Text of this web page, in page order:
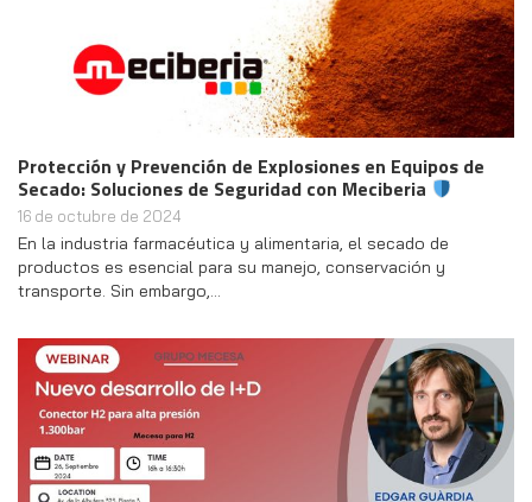
Protección y Prevención de Explosiones en Equipos de
Secado: Soluciones de Seguridad con Meciberia
16 de octubre de 2024
En la industria farmacéutica y alimentaria, el secado de
productos es esencial para su manejo, conservación y
transporte. Sin embargo,…